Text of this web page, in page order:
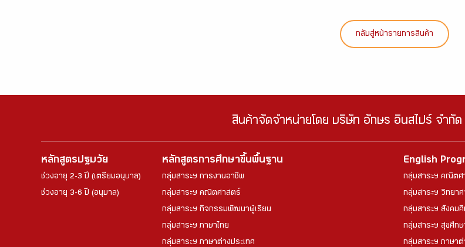
กลับสู่หน้ารายการสินค้า
สินค้าจัดจำหน่ายโดย บริษัท อักษร อินสไปร์ จำกั
หลักสูตรปฐมวัย
ช่วงอายุ 2-3 ปี (เตรียมอนุบาล)
ช่วงอายุ 3-6 ปี (อนุบาล)
หลักสูตรการศึกษาขึ้นพื้นฐาน
กลุ่มสาระฯ การงานอาชีพ
กลุ่มสาระฯ คณิตศาสตร์
กลุ่มสาระฯ กิจกรรมพัฒนาผู้เรียน
กลุ่มสาระฯ ภาษาไทย
กลุ่มสาระฯ ภาษาต่างประเทศ
English
กลุ่มสาระฯ คณิตศ
กลุ่มสาระฯ วิทยาศ
กลุ่มสาระฯ สังคมศึ
กลุ่มสาระฯ สุขศึกษ
กลุ่มสาระฯ ภาษาต่